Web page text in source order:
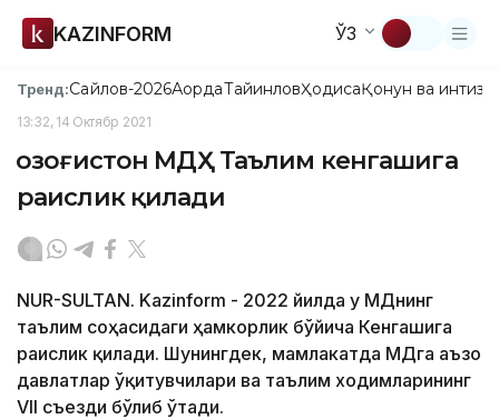
KAZINFORM ЎЗ
Тренд:Сайлов-2026АқордаТайинловҲодисаҚонун ва
13:32, 14 Октябр 2021
Қозоғистон МДҲ Таълим кенгашига
раислик қилади
NUR-SULTAN. Kazinform - 2022 йилда у МДҲнинг
таълим соҳасидаги ҳамкорлик бўйича Кенгашига
раислик қилади. Шунингдек, мамлакатда МДҲга аъзо
давлатлар ўқитувчилари ва таълим ходимларининг
VII съезди бўлиб ўтади.